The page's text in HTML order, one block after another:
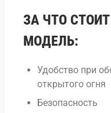
ЗА ЧТО
МОДЕЛЬ:
Удобство при
открытого огня
Безопасность